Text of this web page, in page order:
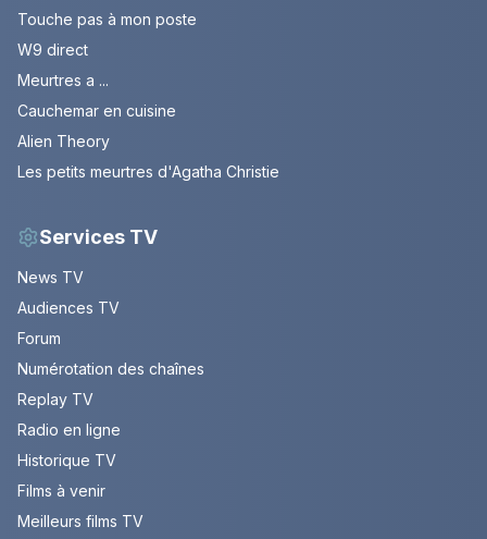
Touche pas à mon poste
W9 direct
Meurtres a ...
Cauchemar en cuisine
Alien Theory
Les petits meurtres d'Agatha Christie
Services TV
News TV
Audiences TV
Forum
Numérotation des chaînes
Replay TV
Radio en ligne
Historique TV
Films à venir
Meilleurs films TV